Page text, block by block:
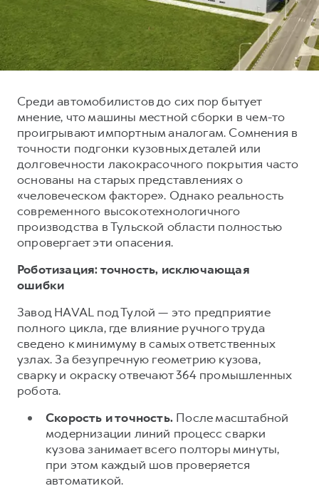
DARGO
от 3 199 000 ₽
DARGO X
от 3 499 000 ₽
F7
от 2 899 000 ₽ от 3 599 000 ₽
POER
Тест-драйв
Трейд-ин
Кредитный калькулятор
Страхование
Кредит
КОРПОРАТИВНЫМ КЛИЕНТАМ
Для малого бизнеса
Корпоративным клиентам
Крупным корпоративным клиентам
Сервис для корпоративных клиентов
HAVAL Лизинг
АКСЕССУАРЫ HAVAL
Автомобильные аксессуары
Коллекция CITY
Коллекция Базовая
Коллекция Детская
СЕРВИСНОЕ ОБСЛУЖИВАНИЕ
Нулевое ТО
Программа «Помощь на дороге»
Электронный ПТС
GWM Безопасность
Гарантия HAVAL
Мобильное приложение GWM
Программа «HAVAL Защита+»
Руководства по эксплуатации
АКСЕССУАРЫ HAVAL
Автомобильные аксессуары
Коллекция CITY
Коллекция Базовая
Коллекция Детская
О дилере
Наша команда
Контакты
Среди автомобилистов до сих пор бытует
мнение, что машины местной сборки в чем-то
проигрывают импортным аналогам. Сомнения в
точности подгонки кузовных деталей или
долговечности лакокрасочного покрытия часто
основаны на старых представлениях о
«человеческом факторе». Однако реальность
современного высокотехнологичного
производства в Тульской области полностью
опровергает эти опасения.
Роботизация: точность, исключающая
ошибки
Завод HAVAL под Тулой — это предприятие
полного цикла, где влияние ручного труда
сведено к минимуму в самых ответственных
узлах. За безупречную геометрию кузова,
сварку и окраску отвечают 364 промышленных
робота.
Скорость и точность. После масштабной
модернизации линий процесс сварки
кузова занимает всего полторы минуты,
при этом каждый шов проверяется
автоматикой.